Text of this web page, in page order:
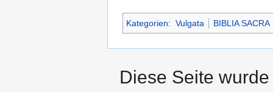
Kategorien: Vulgata BIBLIA SACRA
Diese Seite